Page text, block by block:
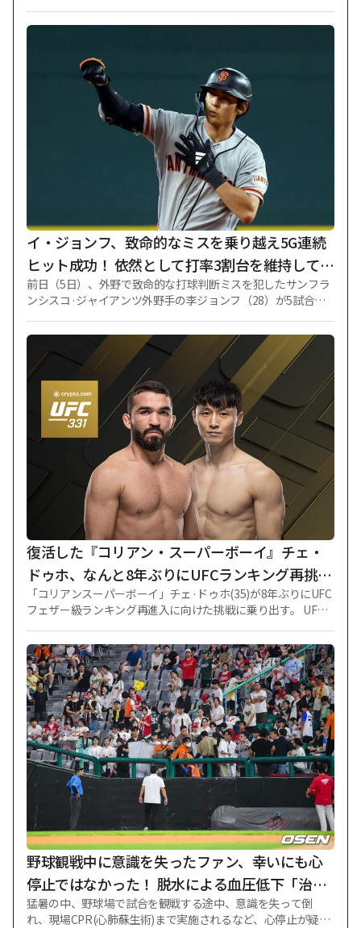
われる2026リーグカップ第1ラウンドで、チーバス·グアダラ
した。 PK戦の末、勝利を収めたLAFCは勝ち点2を獲得し、チ
ーバスも勝ち点1を確保した。 同日、LAFCは孫興民を最前方
の攻撃手に配置した。 デニー·ブアンガとダビド·マルティネ
スが両サイドの翼に布陣し、ソン·フンミンと三角編隊を構築
した。 中盤のMF陣はティモシー·ティルマン、マーク·デルガ
ド、マティーユ·シュアニエルが呼吸を合わせ、フォーバック
守備ラインはエヴゲン·チェベルコ、ウンコシ·タファリ、ライ
アン·フォルテウス、ライアン·ホリングスヘッドが責任を負っ
た。 ゴールキーパーの手袋はトーマスの下半身がついてい
る。 試合初期、LAFCはチーバスの強力な前方圧迫に苦戦し、
もどかしい流れを続けた。 チーバスが守備ラインを上げて強
く圧迫すると、LAFCは後方のビルドアップに支障をきた
イ・ジョンフ、致命的なミスを乗り越え5G連続
ヒット成功！ 依然として打率3割台を維持してい
る··· SFは一点も取れず、完敗
前日（5日）、外野で致命的な打球判断ミスを犯したサンフラ
ンシスコ·ジャイアンツ外野手の李ジョンフ（28）が5試合連
った。 李ジョンフは6日（韓国時間）、米テキサス州アーリン
トンのグローブライフフィールドで行われた2026米大リーグ
（MLB）レギュラーシーズン、テキサス·レンジャーズとの遠
征試合に2番打者兼右翼手として先発出場し、5打数1安打を記
録した。 これでイ·ジョンフは2日、サンディエゴ·パドレス戦
から始まった連続安打記録を5試合に増やした。 さらに、8月
に出場した全ての試合で安打を生産した。 この試合を終えた
李ジョンフの今季の成績は105試合に出場して打率0303（399
打数121安打）8本塁打、2塁打26本、3塁打4本、43打点55得
点、17四球43三振、8盗塁（1失敗）、出塁率0.338、長打率0.
449、OPS（出塁率+長打率）0.787となった。 同日、サンフラ
ンシスコはブライス·エルドリッジ（1塁手）、李ジョンフ
（右翼手）、ウィリー·アダメス（遊撃手）、ラファエル·デヴ
ァース（指名打者）、オスレビス·バサベ（2塁手
復活した『コリアン・スーパーボーイ』チェ・
ドゥホ、なんと8年ぶりにUFCランキング再挑戦
··· 15位のピットブルとの対決
「コリアンスーパーボーイ」チェ·ドゥホ(35)が8年ぶりにUFC
フェザー級ランキング再進入に向けた挑戦に乗り出す。 UFC
プトドットコムアリーナで「UFC331:バンvsパントザ2」を開
催する。 今大会でチェ·ドゥホはUFCフェザー級ランキング15
位のパトリシウ·ピットブル（39、ブラジル）と対決する。
「ゾンビジュニア」ユ·ジュサンも同じ大会に出場し、マイケ
ル·アズウェル·ジュニアと激突する予定だ。 チェ·ドゥホ（17
勝4敗1分け）は過去UFCデビュー後、3連続KO勝ちを収めフェ
ザー級ランキング11位まで上がったが、2018年7月にランキン
グから外された経緯がある。 その後、兵役問題を解決し、202
3年にオクタゴンに復帰し、1分け後、再び3連続KO勝ちを収
め、華やかな復活を知らせた。 特に今年5月、「UFCファイト
ナイト」のお笑いイベントでは「韓国人キラー」と呼ばれた
ダニエル·サントスを相手に2ラウンドTKO勝利を収め、10年
ぶりに個人UFC3連勝という大記録を作成した。 当時「コリア
ンゾンビ」チョン·チャンソンの密着指導を
野球観戦中に意識を失ったファン、幸いにも心
停止ではなかった！ 脱水による血圧低下「治療
を終えて退院」
猛暑の中、野球場で試合を観戦する途中、意識を失って倒
れ、現場CPR(心肺蘇生術)まで実施されるなど、心停止が疑わ